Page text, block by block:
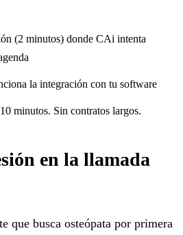
(2 minutos) donde CAi intenta
la integración con tu software
minutos. Sin contratos largos.
en la llamada
que busca osteópata por primera